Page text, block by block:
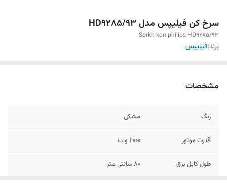
سرخ کن فیلیپس مدل HD9285/93
Sorkh kon philips HD9285/93
برند:فیلیپس
مشخصات
رنگ مشکی
قدرت موتور 2000 وات
طول کابل برق ۸۰ سانتی متر